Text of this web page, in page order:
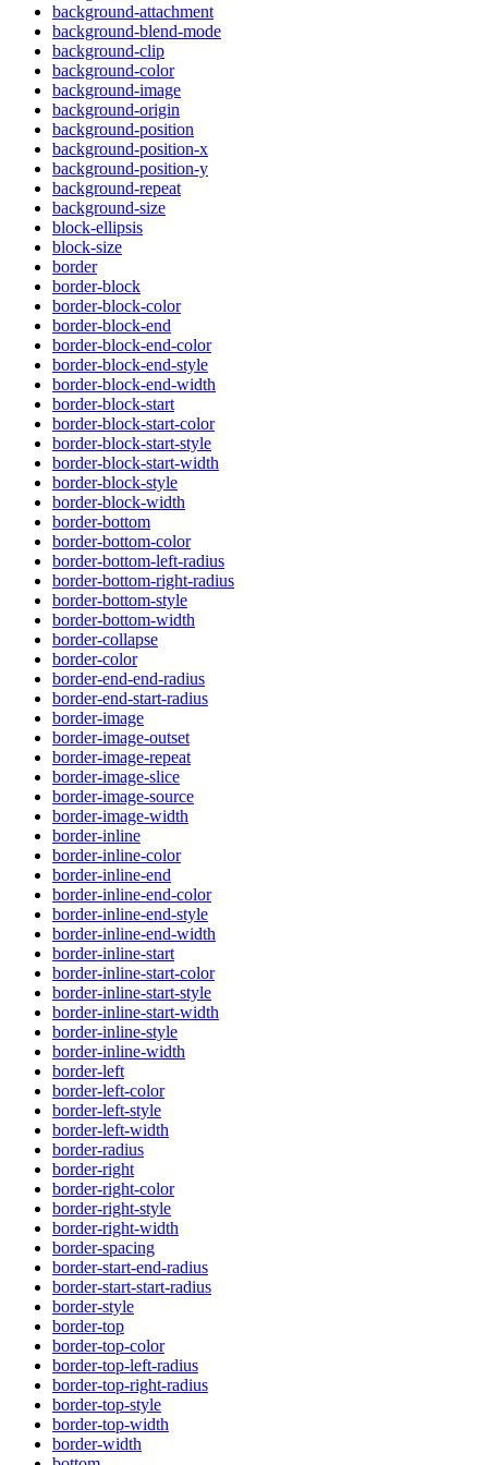
background-attachment
background-blend-mode
background-clip
background-color
background-image
background-origin
background-position
background-position-x
background-position-y
background-repeat
background-size
block-ellipsis
block-size
border
border-block
border-block-color
border-block-end
border-block-end-color
border-block-end-style
border-block-end-width
border-block-start
border-block-start-color
border-block-start-style
border-block-start-width
border-block-style
border-block-width
border-bottom
border-bottom-color
border-bottom-left-radius
border-bottom-right-radius
border-bottom-style
border-bottom-width
border-collapse
border-color
border-end-end-radius
border-end-start-radius
border-image
border-image-outset
border-image-repeat
border-image-slice
border-image-source
border-image-width
border-inline
border-inline-color
border-inline-end
border-inline-end-color
border-inline-end-style
border-inline-end-width
border-inline-start
border-inline-start-color
border-inline-start-style
border-inline-start-width
border-inline-style
border-inline-width
border-left
border-left-color
border-left-style
border-left-width
border-radius
border-right
border-right-color
border-right-style
border-right-width
border-spacing
border-start-end-radius
border-start-start-radius
border-style
border-top
border-top-color
border-top-left-radius
border-top-right-radius
border-top-style
border-top-width
border-width